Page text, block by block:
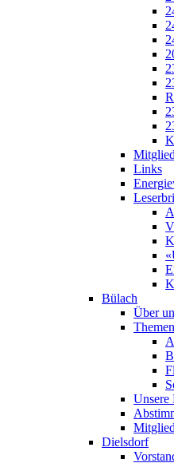
Links
Bülach
Über
Themen
Unsere
Dielsdorf